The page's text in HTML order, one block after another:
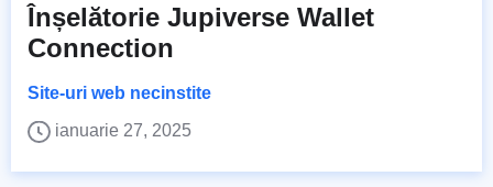
Înșelătorie Jupiverse Wallet
Connection
Site-uri web necinstite
ianuarie 27, 2025